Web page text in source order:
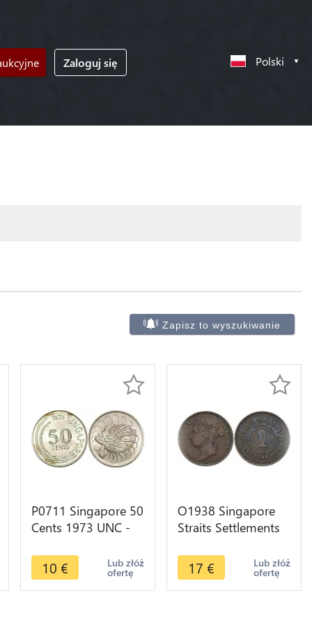
Zaloguj się Polski
Zapisz to wyszukiwanie
P0711 Singapore 50
Cents 1973 UNC -
10 € Lub złóż
ofertę
O1938 Singapore
Straits Settlements
1874
17 € Lub złóż
ofertę